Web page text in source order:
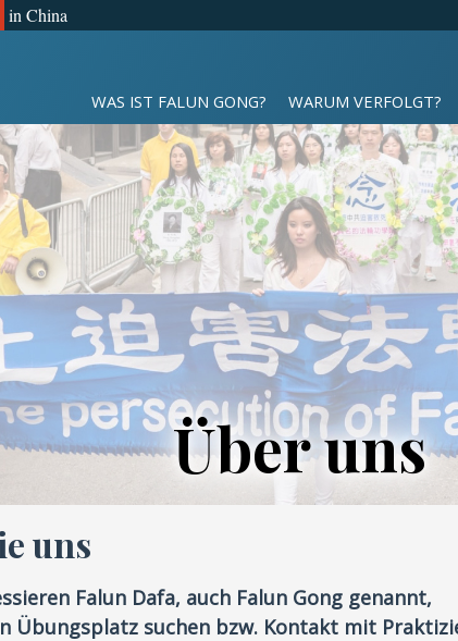
in China
WAS IST FALUN GONG? WARUM VERFOLGT?
Über uns
uns
Falun Dafa, auch Falun Gong genannt,
Übungsplatz suchen bzw. Kontakt mit